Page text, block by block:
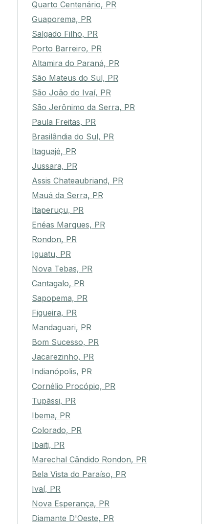
Quarto Centenário, PR
Guaporema, PR
Salgado Filho, PR
Porto Barreiro, PR
Altamira do Paraná, PR
São Mateus do Sul, PR
São João do Ivaí, PR
São Jerônimo da Serra, PR
Paula Freitas, PR
Brasilândia do Sul, PR
Itaguajé, PR
Jussara, PR
Assis Chateaubriand, PR
Mauá da Serra, PR
Itaperuçu, PR
Enéas Marques, PR
Rondon, PR
Iguatu, PR
Nova Tebas, PR
Cantagalo, PR
Sapopema, PR
Figueira, PR
Mandaguari, PR
Bom Sucesso, PR
Jacarezinho, PR
Indianópolis, PR
Cornélio Procópio, PR
Tupãssi, PR
Ibema, PR
Colorado, PR
Ibaiti, PR
Marechal Cândido Rondon, PR
Bela Vista do Paraíso, PR
Ivaí, PR
Nova Esperança, PR
Diamante D'Oeste, PR